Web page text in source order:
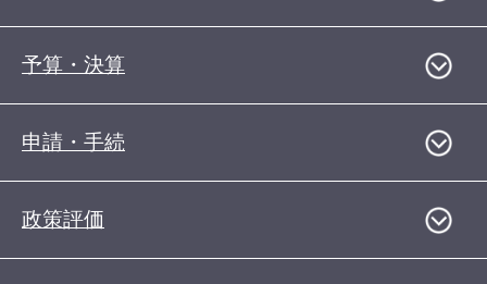
予算・決算
申請・手続
政策評価